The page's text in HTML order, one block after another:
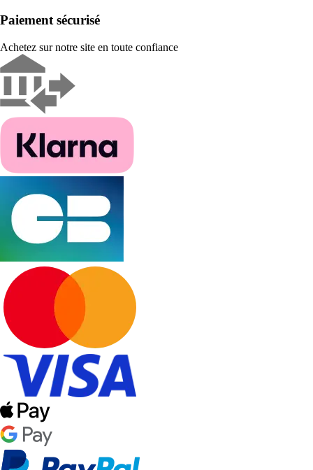
Paiement sécurisé
Achetez sur notre site en toute confiance